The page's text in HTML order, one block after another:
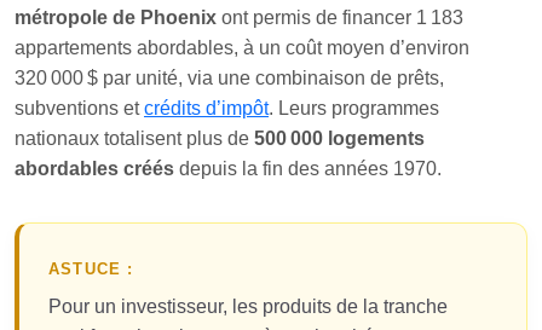
métropole de Phoenix ont permis de financer 1 183
appartements abordables, à un coût moyen d’environ
320 000 $ par unité, via une combinaison de prêts,
subventions etcrédits d’impôt. Leurs programmes
nationaux totalisent plus de 500 000 logements
abordables créés depuis la fin des années 1970.
ASTUCE :
Pour un investisseur, les produits de la tranche